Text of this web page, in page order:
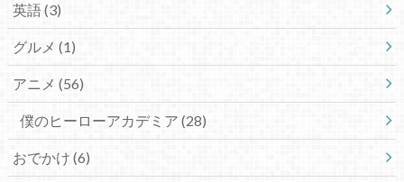
英語(3)
グルメ (1)
アニメ (56)
僕のヒーローアカデミア (28)
おでかけ (6)